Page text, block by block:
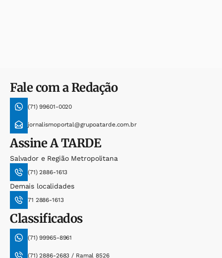
Fale com a Redação
(71) 99601-0020
jornalismoportal@grupoatarde.com.br
AssineA TARDE
Salvador e Região Metropolitana
(71) 2886-1613
Demais localidades
71 2886-1613
Classificados
(71) 99965-8961
(71) 2886-2683 / Ramal 8526